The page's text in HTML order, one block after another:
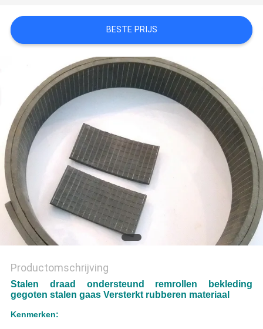
BESTE PRIJS
Productomschrijving
Stalen draad ondersteund remrollen bekleding
gegoten stalen gaas Versterkt rubberen materiaal
Kenmerken: